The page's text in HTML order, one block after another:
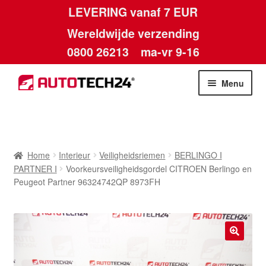
LEVERING vanaf 7 EUR
Wereldwijde verzending
0800 26213 ma-vr 9-16
Skip
to
Skip
to
Menu
Algemene voorwaarden
Betalingen
Home Interieur Veiligheidsriemen
BERLINGO I
PARTNER I
Voorkeursveiligheidsgordel CITROEN Berlingo en
Peugeot Partner 96324742QP 8973FH